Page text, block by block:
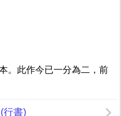
。此作今已一分為二，前
行書)